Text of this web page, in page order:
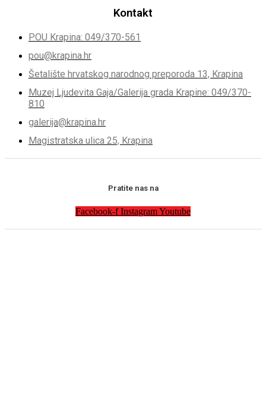
Kontakt
POU Krapina: 049/370-561
pou@krapina.hr
Šetalište hrvatskog narodnog preporoda 13, Krapina
Muzej Ljudevita Gaja/Galerija grada Krapine: 049/370-
810
galerija@krapina.hr
Magistratska ulica 25, Krapina
Pratite nas na
Facebook-f InstagramYoutube